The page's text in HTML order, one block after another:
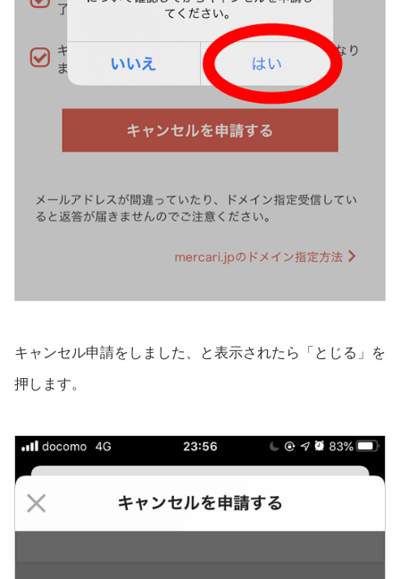
キャンセル申請をしました、と表示されたら「とじる」を
押します。